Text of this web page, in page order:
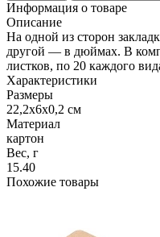
Информация о товаре
Описание
На одной из сторон
другой — в дюймах. В
листков, по 20 каждого
Характеристики
Размеры
22,2x6x0,2 см
Материал
картон
Вес, г
15.40
Похожие товары